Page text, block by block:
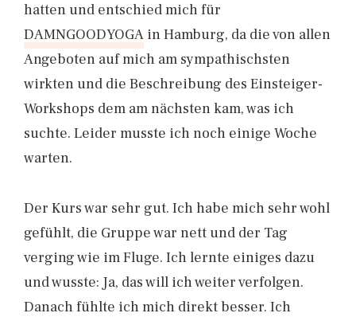
hatten und entschied mich für
DAMNGOODYOGA in Hamburg, da die von allen
Angeboten auf mich am sympathischsten
wirkten und die Beschreibung des Einsteiger-
Workshops dem am nächsten kam, was ich
suchte. Leider musste ich noch einige Woche
warten.
Der Kurs war sehr gut. Ich habe mich sehr wohl
gefühlt, die Gruppe war nett und der Tag
verging wie im Fluge. Ich lernte einiges dazu
und wusste: Ja, das will ich weiter verfolgen.
Danach fühlte ich mich direkt besser. Ich